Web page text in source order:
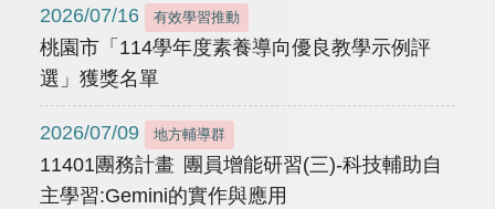
2026/07/16 有效學習推動
桃園市「114學年度素養導向優良教學示例評
選」獲獎名單
2026/07/09 地方輔導群
11401團務計畫 團員增能研習(三)-科技輔助自
主學習:Gemini的實作與應用